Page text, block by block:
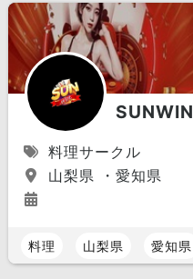
SUNWIN
料理サークル
山梨県 ・愛知県
料理 山梨県 愛知県